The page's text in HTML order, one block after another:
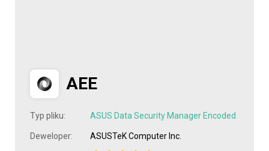
AEE
Typ pliku: ASUS Data Security Manager Encoded
Deweloper: ASUSTeK Computer Inc.